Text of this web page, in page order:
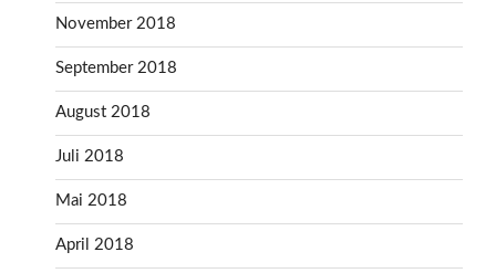
November 2018
September 2018
August 2018
Juli 2018
Mai 2018
April 2018